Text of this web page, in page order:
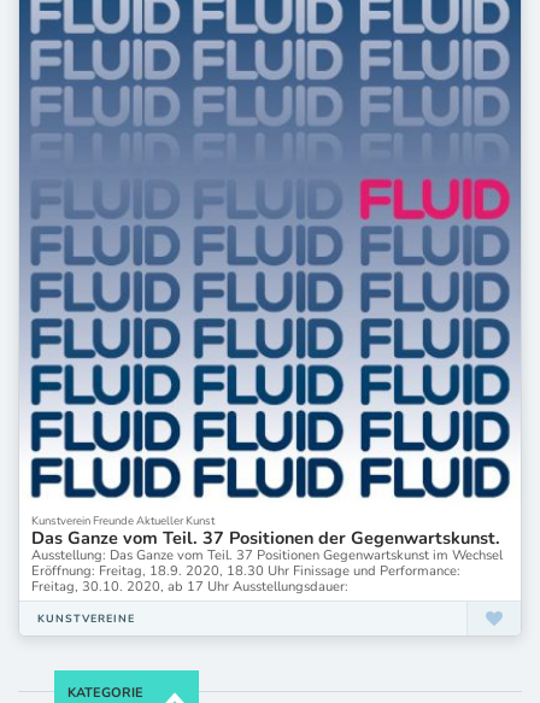
Kunstverein Freunde Aktueller Kunst
Das Ganze vom Teil. 37 Positionen der Gegenwartskunst.
Ausstellung: Das Ganze vom Teil. 37 Positionen Gegenwartskunst im Wechsel
Eröffnung: Freitag, 18.9. 2020, 18.30 Uhr Finissage und Performance:
Freitag, 30.10. 2020, ab 17 Uhr Ausstellungsdauer:
KUNSTVEREINE
KATEGORIE